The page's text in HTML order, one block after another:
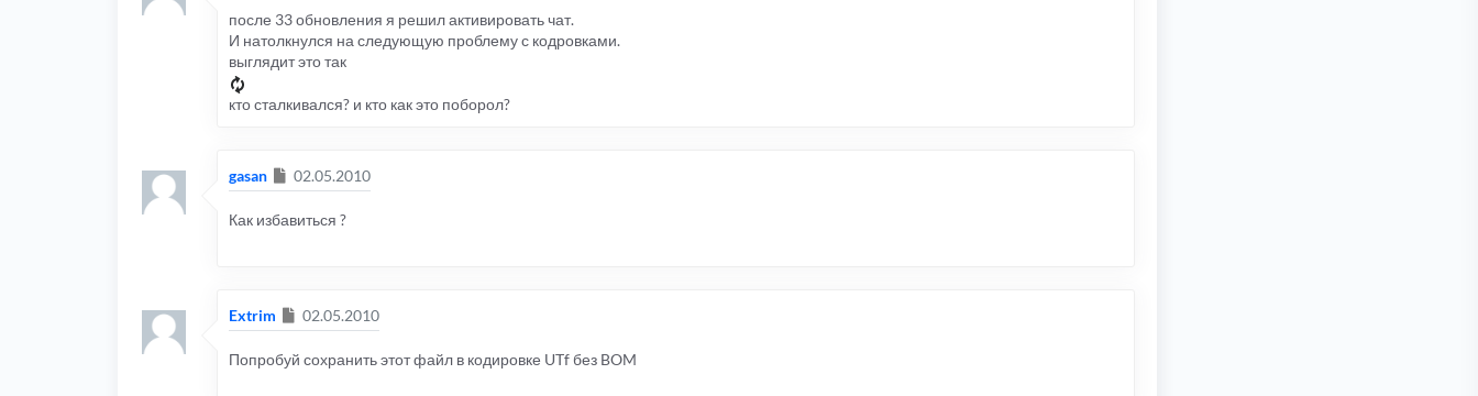
после 33 обновления я решил активировать чат.
И натолкнулся на следующую проблему с кодровками.
выглядит это так
кто сталкивался? и кто как это поборол?
gasan Сообщение
02.05.2010
Как избавиться ?
Extrim Сообщение
02.05.2010
Попробуй сохранить этот файл в кодировке UTf без BOM